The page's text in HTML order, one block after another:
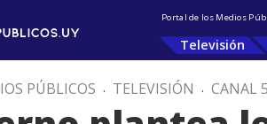
Portal de los Medios
Televisión
PÚBLICOS . TELEVISIÓN . CANAL 5